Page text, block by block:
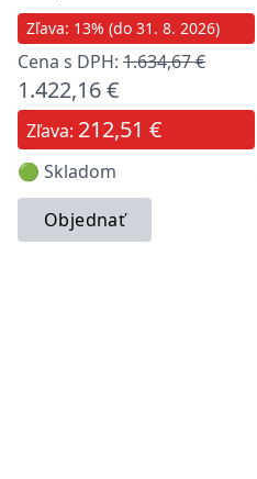
Zľava: 13% (do 31. 8. 2026)
Cena s DPH: 1.634,67 €
1.422,16 €
Zľava: 212,51 €
🟢 Skladom
Objednať